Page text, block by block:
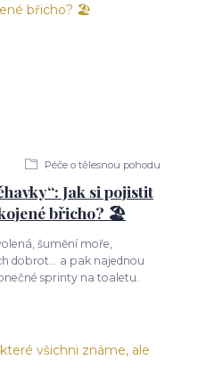
Péče o tělesnou pohodu
Jak si pojistit
břicho? 🏖️
šumění moře,
dobrot... a pak najednou
sprinty na toaletu.